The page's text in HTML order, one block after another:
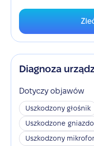
Diagnoza
Dotyczy objawów
Uszkodzony głośnik
Uszkodzone
Uszkodzony